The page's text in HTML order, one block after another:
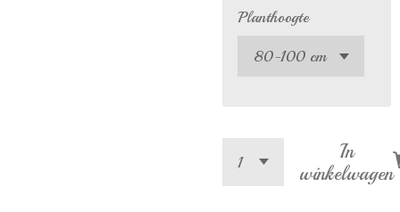
Planthoogte
In
winkelwagen